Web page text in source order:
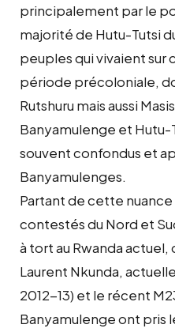
principalement par le
majorité de Hutu-Tutsi
peuples qui vivaient
période précoloniale,
Rutshuru mais aussi
Banyamulenge et Hutu-
souvent confondus et
Banyamulenges.
Partant de cette
contestés du Nord et
à tort au Rwanda actuel,
Laurent Nkunda,
2012-13) et le récent
Banyamulenge ont pris